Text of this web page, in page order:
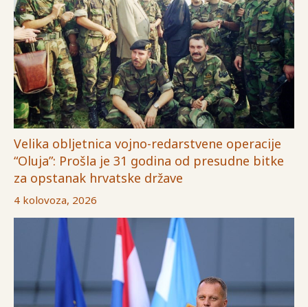
Velika obljetnica vojno-redarstvene operacije
“Oluja”: Prošla je 31 godina od presudne bitke
za opstanak hrvatske države
4 kolovoza, 2026